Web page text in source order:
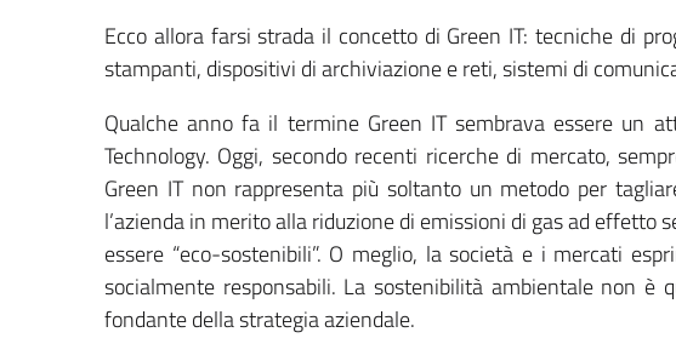
Ecco allora farsi strada il concetto di Green IT: tecniche di
stampanti, dispositivi di archiviazione e reti, sistemi di
Qualche anno fa il termine Green IT sembrava essere un
Technology. Oggi, secondo recenti ricerche di mercato,
Green IT non rappresenta più soltanto un metodo per
l’azienda in merito alla riduzione di emissioni di gas ad
essere “eco-sostenibili”. O meglio, la società e i mercati
socialmente responsabili. La sostenibilità ambientale non
fondante della strategia aziendale.